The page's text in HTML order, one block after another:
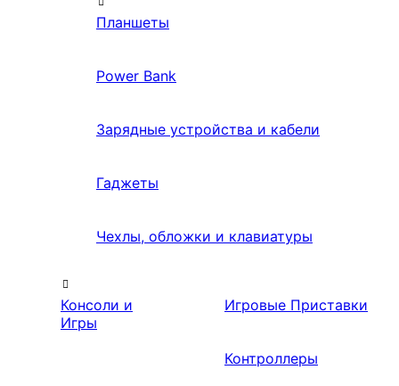
Планшеты
Power Bank
Зарядные устройства и кабели
Гаджеты
Чехлы, обложки и клавиатуры
Консоли и
Игры
Игровые Приставки
Контроллеры